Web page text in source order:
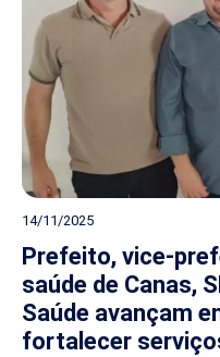
14/11/2025
Prefeito, vice-
saúde de Canas,
Saúde avançam
fortalecer